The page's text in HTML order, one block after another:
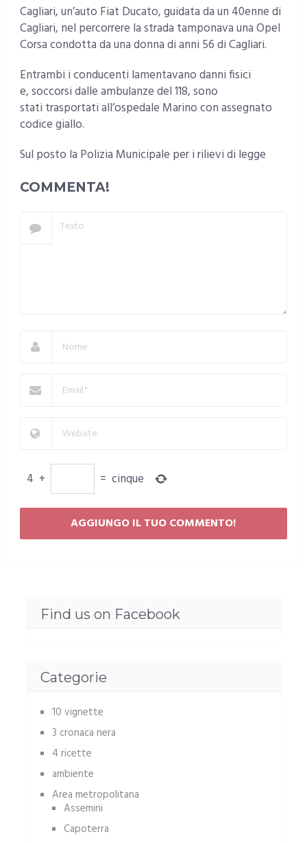
Cagliari, un’auto Fiat Ducato, guidata da un 40enne di
Cagliari, nel percorrere la strada tamponava una Opel
Corsa condotta da una donna di anni 56 di Cagliari.
Entrambi i conducenti lamentavano danni fisici
e, soccorsi dalle ambulanze del 118, sono
stati trasportati all’ospedale Marino con assegnato
codice giallo.
Sul posto la Polizia Municipale per i rilievi di legge
COMMENTA!
4 + = cinque
Find us on Facebook
Categorie
10 vignette
3 cronaca nera
4 ricette
ambiente
Area metropolitana
Assemini
Capoterra